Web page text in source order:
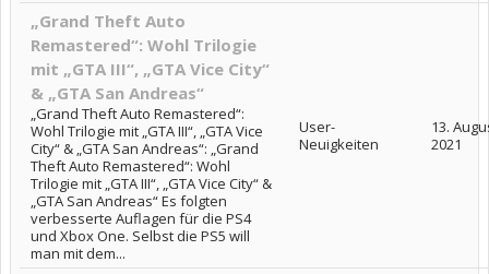
„Grand Theft Auto
Remastered“: Wohl Trilogie
mit „GTA III“, „GTA Vice City“
& „GTA San Andreas“
„Grand Theft Auto Remastered“:
Wohl Trilogie mit „GTA III“, „GTA Vice
City“ & „GTA San Andreas“: „Grand
Theft Auto Remastered“: Wohl
Trilogie mit „GTA III“, „GTA Vice City“ &
„GTA San Andreas“ Es folgten
verbesserte Auflagen für die PS4
und Xbox One. Selbst die PS5 will
man mit dem...
User-
Neuigkeiten
13.
2021